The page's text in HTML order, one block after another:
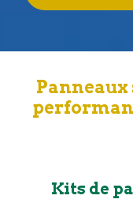
Panneaux
Kits de